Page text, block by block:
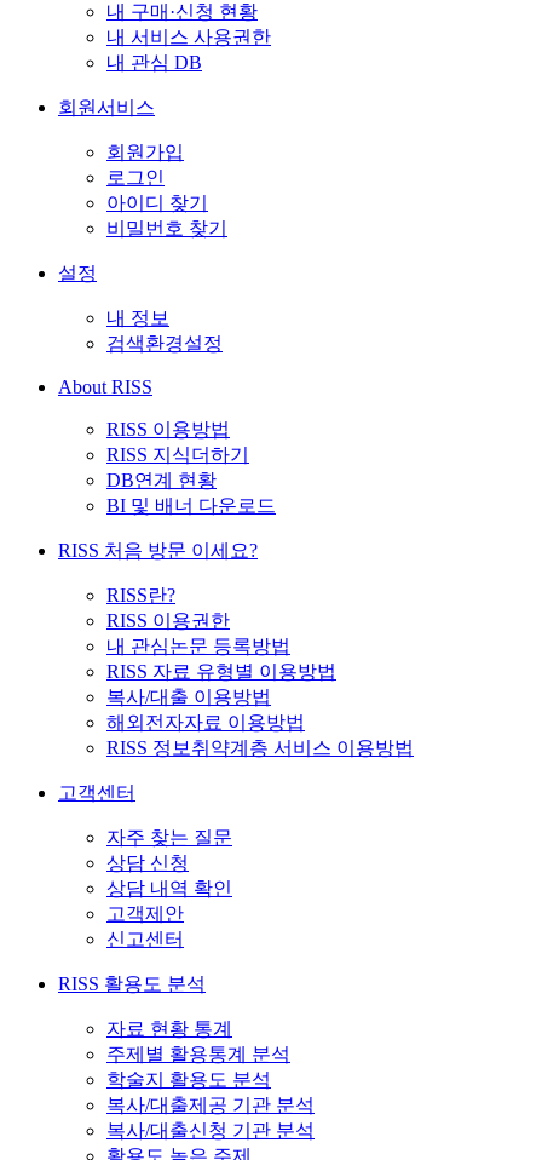
내 구매·신청 현황
내 서비스 사용권한
내 관심 DB
회원서비스
회원가입
로그인
아이디 찾기
비밀번호 찾기
설정
내 정보
검색환경설정
About RISS
RISS 이용방법
RISS 지식더하기
DB연계 현황
BI 및 배너 다운로드
RISS 처음 방문 이세요?
RISS란?
RISS 이용권한
내 관심논문 등록방법
RISS 자료 유형별 이용방법
복사/대출 이용방법
해외전자자료 이용방법
RISS 정보취약계층 서비스 이용방법
고객센터
자주 찾는 질문
상담 신청
상담 내역 확인
고객제안
신고센터
RISS 활용도 분석
자료 현황 통계
주제별 활용통계 분석
학술지 활용도 분석
복사/대출제공 기관 분석
복사/대출신청 기관 분석
활용도 높은 주제